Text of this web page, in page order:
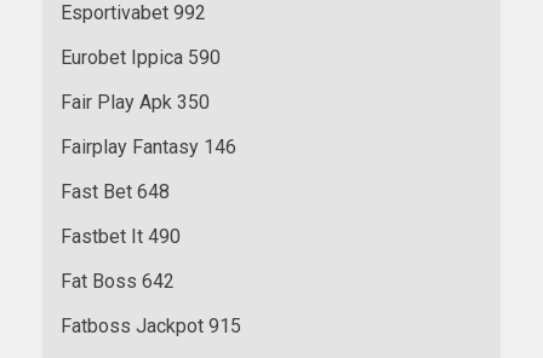
Esportivabet 992
Eurobet Ippica 590
Fair Play Apk 350
Fairplay Fantasy 146
Fast Bet 648
Fastbet It 490
Fat Boss 642
Fatboss Jackpot 915